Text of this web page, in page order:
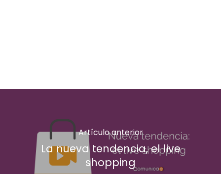
Artículo anterior
La nueva tendencia, el live
shopping